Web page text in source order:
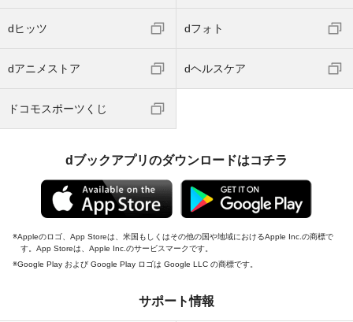
dヒッツ dフォト
dアニメストア dヘルスケア
ドコモスポーツくじ
dブックアプリのダウンロードはコチラ
Appleのロゴ、App Storeは、米国もしくはその他の国や地域におけるApple Inc.の商標で
す。App Storeは、Apple Inc.のサービスマークです。
Google Play および Google Play ロゴは Google LLC の商標です。
サポート情報